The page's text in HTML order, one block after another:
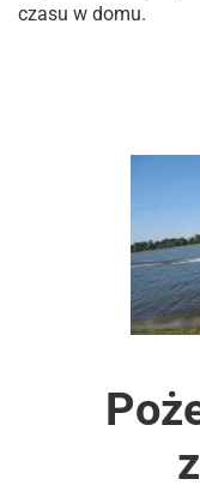
czasu w domu.